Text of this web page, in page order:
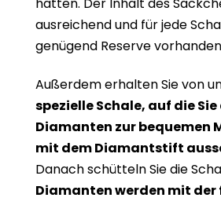
ausreichend und für jede
genügend Reserve
Außerdem erhalten Sie von
spezielle Schale, auf die Sie
Diamanten zur bequemen
mit dem Diamantstift
Danach schütteln Sie die
Diamanten werden mit der